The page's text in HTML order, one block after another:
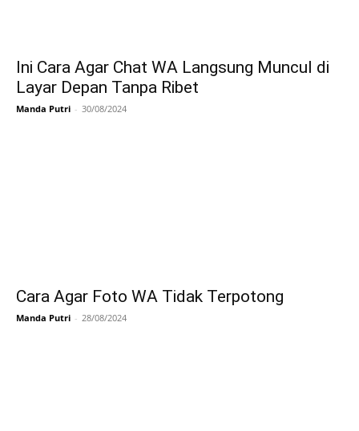
Ini Cara Agar Chat WA Langsung Muncul di
Layar Depan Tanpa Ribet
Manda Putri - 30/08/2024
Cara Agar Foto WA Tidak Terpotong
Manda Putri - 28/08/2024